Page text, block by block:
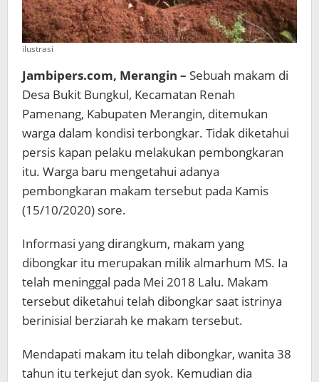
ilustrasi
Jambipers.com, Merangin – Sebuah makam di
Desa Bukit Bungkul, Kecamatan Renah
Pamenang, Kabupaten Merangin, ditemukan
warga dalam kondisi terbongkar. Tidak diketahui
persis kapan pelaku melakukan pembongkaran
itu. Warga baru mengetahui adanya
pembongkaran makam tersebut pada Kamis
(15/10/2020) sore.
Informasi yang dirangkum, makam yang
dibongkar itu merupakan milik almarhum MS. Ia
telah meninggal pada Mei 2018 Lalu. Makam
tersebut diketahui telah dibongkar saat istrinya
berinisial berziarah ke makam tersebut.
Mendapati makam itu telah dibongkar, wanita 38
tahun itu terkejut dan syok. Kemudian dia